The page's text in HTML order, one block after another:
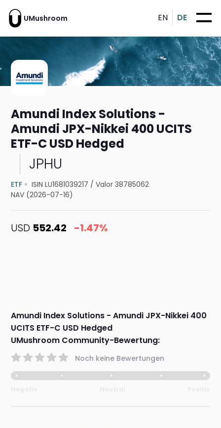
UMushroom EN DE
Amundi Index Solutions -
Amundi JPX-Nikkei 400 UCITS
ETF-C USD Hedged
JPHU
ETF ISIN LU1681039217 /Valor 38785062
NAV (2026-07-16)
USD 552.42 -1.47%
Amundi Index Solutions - Amundi JPX-Nikkei 400
UCITS ETF-C USD Hedged
UMushroom Community-Bewertung:
Noch keine Bewertungen